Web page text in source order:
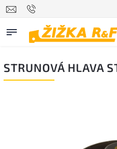
STRUNOVÁ HLAVA